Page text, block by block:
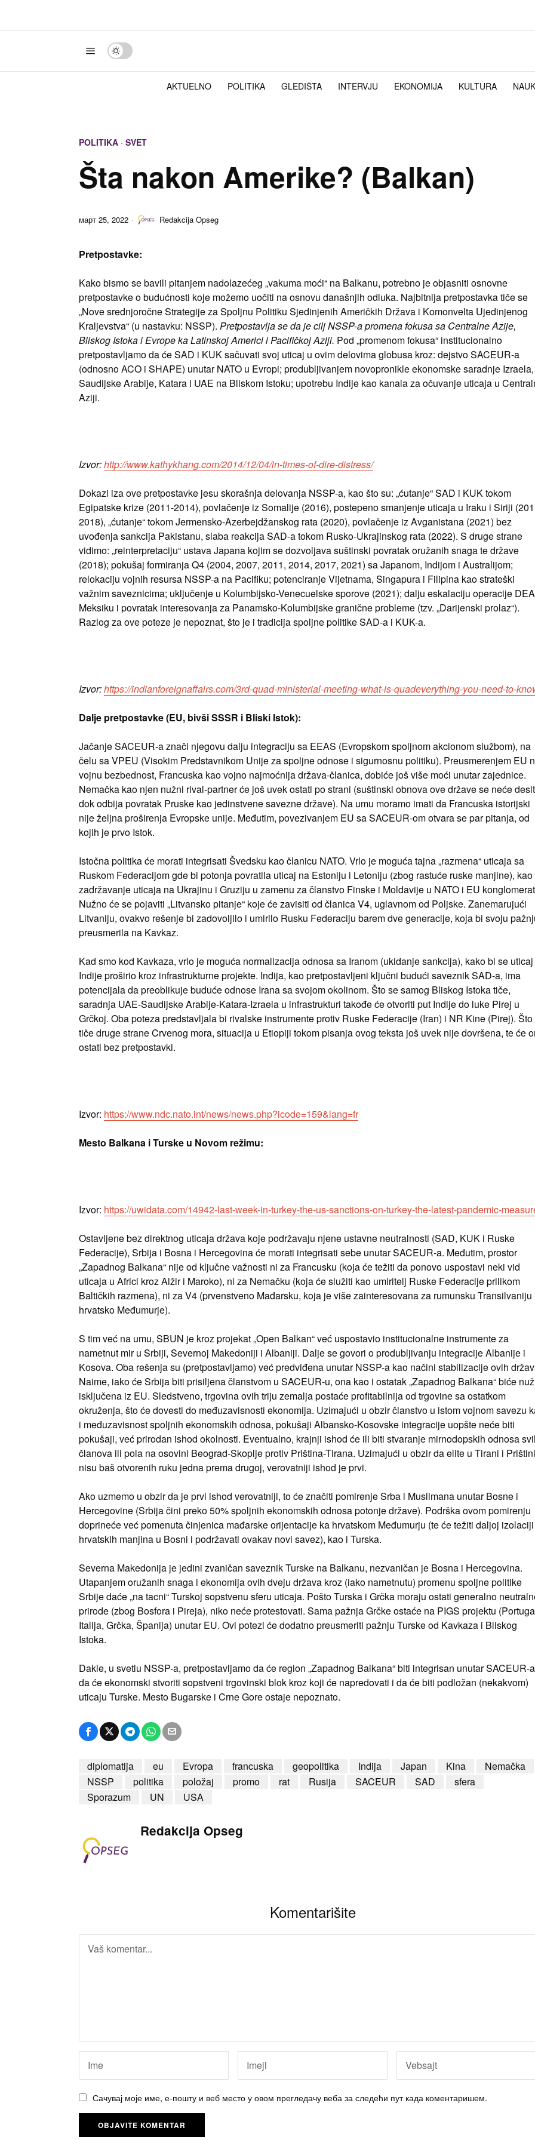
AKTUELNO POLITIKA GLEDIŠTA INTERVJU EKONOMIJA KULTURA
POLITIKA · SVET
Šta nakon Amerike? (Balkan)
март 25, 2022 Redakcija Opseg
Pretpostavke:
Kako bismo se bavili pitanjem nadolazećeg „vakuma moći“ na Balkanu, potrebno je objasniti osnovne
pretpostavke o budućnosti koje možemo uočiti na osnovu današnjih odluka. Najbitnija pretpostavka tiče se
„Nove srednjoročne Strategije za Spoljnu Politiku Sjedinjenih Američkih Država i Komonvelta Ujedinjenog
Kraljevstva“ (u nastavku: NSSP). Pretpostavlja se da je cilj NSSP-a promena fokusa sa Centralne Azije,
Bliskog Istoka i Evrope ka Latinskoj Americi i Pacifičkoj Aziji. Pod „promenom fokusa“ institucionalno
pretpostavljamo da će SAD i KUK sačuvati svoj uticaj u ovim delovima globusa kroz: dejstvo SACEUR-a
(odnosno ACO i SHAPE) unutar NATO u Evropi; produbljivanjem novopronikle ekonomske saradnje Izraela,
Saudijske Arabije, Katara i UAE na Bliskom Istoku; upotrebu Indije kao kanala za očuvanje uticaja u
Aziji.
Izvor:http://www.kathykhang.com/2014/12/04/in-times-of-dire-distress/
Dokazi iza ove pretpostavke jesu skorašnja delovanja NSSP-a, kao što su: „ćutanje“ SAD i KUK tokom
Egipatske krize (2011-2014), povlačenje iz Somalije (2016), postepeno smanjenje uticaja u Iraku i Siriji
2018), „ćutanje“ tokom Jermensko-Azerbejdžanskog rata (2020), povlačenje iz Avganistana (2021) bez
uvođenja sankcija Pakistanu, slaba reakcija SAD-a tokom Rusko-Ukrajinskog rata (2022). S druge strane
vidimo: „reinterpretaciju“ ustava Japana kojim se dozvoljava suštinski povratak oružanih snaga te države
(2018); pokušaj formiranja Q4 (2004, 2007, 2011, 2014, 2017, 2021) sa Japanom, Indijom i Australijom;
relokaciju vojnih resursa NSSP-a na Pacifiku; potenciranje Vijetnama, Singapura i Filipina kao strateški
važnim saveznicima; uključenje u Kolumbijsko-Venecuelske sporove (2021); dalju eskalaciju operacije
Meksiku i povratak interesovanja za Panamsko-Kolumbijske granične probleme (tzv. „Darijenski prolaz“).
Razlog za ove poteze je nepoznat, što je i tradicija spoljne politike SAD-a i KUK-a.
Izvor:https://indianforeignaffairs.com/3rd-quad-ministerial-meeting-what-is-quadeverything-you-need-to-
Dalje pretpostavke (EU, bivši SSSR i Bliski Istok):
Jačanje SACEUR-a znači njegovu dalju integraciju sa EEAS (Evropskom spoljnom akcionom službom), na
čelu sa VPEU (Visokim Predstavnikom Unije za spoljne odnose i sigurnosnu politiku). Preusmerenjem EU
vojnu bezbednost, Francuska kao vojno najmoćnija država-članica, dobiće još više moći unutar zajednice.
Nemačka kao njen nužni rival-partner će još uvek ostati po strani (suštinski obnova ove države se neće
dok odbija povratak Pruske kao jedinstvene savezne države). Na umu moramo imati da Francuska istorijski
nije željna proširenja Evropske unije. Međutim, povezivanjem EU sa SACEUR-om otvara se par pitanja, od
kojih je prvo Istok.
Istočna politika će morati integrisati Švedsku kao članicu NATO. Vrlo je moguća tajna „razmena“ uticaja sa
Ruskom Federacijom gde bi potonja povratila uticaj na Estoniju i Letoniju (zbog rastuće ruske manjine), kao
zadržavanje uticaja na Ukrajinu i Gruziju u zamenu za članstvo Finske i Moldavije u NATO i EU
Nužno će se pojaviti „Litvansko pitanje“ koje će zavisiti od članica V4, uglavnom od Poljske. Zanemarujući
Litvaniju, ovakvo rešenje bi zadovoljilo i umirilo Rusku Federaciju barem dve generacije, koja bi svoju
preusmerila na Kavkaz.
Kad smo kod Kavkaza, vrlo je moguća normalizacija odnosa sa Iranom (ukidanje sankcija), kako bi se uticaj
Indije proširio kroz infrastrukturne projekte. Indija, kao pretpostavljeni ključni budući saveznik SAD-a, ima
potencijala da preoblikuje buduće odnose Irana sa svojom okolinom. Što se samog Bliskog Istoka tiče,
saradnja UAE-Saudijske Arabije-Katara-Izraela u infrastrukturi takođe će otvoriti put Indije do luke Pirej u
Grčkoj. Oba poteza predstavljala bi rivalske instrumente protiv Ruske Federacije (Iran) i NR Kine (Pirej). Što
tiče druge strane Crvenog mora, situacija u Etiopiji tokom pisanja ovog teksta još uvek nije dovršena, te će
ostati bez pretpostavki.
Izvor: https://www.ndc.nato.int/news/news.php?icode=159&lang=fr
Mesto Balkana i Turske u Novom režimu:
Izvor: https://uwidata.com/14942-last-week-in-turkey-the-us-sanctions-on-turkey-the-latest-pandemic-
Ostavljene bez direktnog uticaja država koje podržavaju njene ustavne neutralnosti (SAD, KUK i Ruske
Federacije), Srbija i Bosna i Hercegovina će morati integrisati sebe unutar SACEUR-a. Međutim, prostor
„Zapadnog Balkana“ nije od ključne važnosti ni za Francusku (koja će težiti da ponovo uspostavi neki vid
uticaja u Africi kroz Alžir i Maroko), ni za Nemačku (koja će služiti kao umiritelj Ruske Federacije prilikom
Baltičkih razmena), ni za V4 (prvenstveno Mađarsku, koja je više zainteresovana za rumunsku Transilvaniju
hrvatsko Međumurje).
S tim već na umu, SBUN je kroz projekat „Open Balkan“ već uspostavio institucionalne instrumente za
nametnut mir u Srbiji, Severnoj Makedoniji i Albaniji. Dalje se govori o produbljivanju integracije Albanije i
Kosova. Oba rešenja su (pretpostavljamo) već predviđena unutar NSSP-a kao načini stabilizacije ovih
Naime, iako će Srbija biti prisiljena članstvom u SACEUR-u, ona kao i ostatak „Zapadnog Balkana“ biće
isključena iz EU. Sledstveno, trgovina ovih triju zemalja postaće profitabilnija od trgovine sa ostatkom
okruženja, što će dovesti do međuzavisnosti ekonomija. Uzimajući u obzir članstvo u istom vojnom savezu
i međuzavisnost spoljnih ekonomskih odnosa, pokušaji Albansko-Kosovske integracije uopšte neće biti
pokušaji, već prirodan ishod okolnosti. Eventualno, krajnji ishod će ili biti stvaranje mirnodopskih odnosa
članova ili pola na osovini Beograd-Skoplje protiv Priština-Tirana. Uzimajući u obzir da elite u Tirani i Prištini
nisu baš otvorenih ruku jedna prema drugoj, verovatniji ishod je prvi.
Ako uzmemo u obzir da je prvi ishod verovatniji, to će značiti pomirenje Srba i Muslimana unutar Bosne i
Hercegovine (Srbija čini preko 50% spoljnih ekonomskih odnosa potonje države). Podrška ovom pomirenju
doprineće već pomenuta činjenica mađarske orijentacije ka hrvatskom Međumurju (te će težiti daljoj izolaciji
hrvatskih manjina u Bosni i podržavati ovakav novi savez), kao i Turska.
Severna Makedonija je jedini zvaničan saveznik Turske na Balkanu, nezvaničan je Bosna i Hercegovina.
Utapanjem oružanih snaga i ekonomija ovih dveju država kroz (iako nametnutu) promenu spoljne politike
Srbije daće „na tacni“ Turskoj sopstvenu sferu uticaja. Pošto Turska i Grčka moraju ostati generalno
prirode (zbog Bosfora i Pireja), niko neće protestovati. Sama pažnja Grčke ostaće na PIGS projektu
Italija, Grčka, Španija) unutar EU. Ovi potezi će dodatno preusmeriti pažnju Turske od Kavkaza i Bliskog
Istoka.
Dakle, u svetlu NSSP-a, pretpostavljamo da će region „Zapadnog Balkana“ biti integrisan unutar SACEUR-
da će ekonomski stvoriti sopstveni trgovinski blok kroz koji će napredovati i da će biti podložan (nekakvom)
uticaju Turske. Mesto Bugarske i Crne Gore ostaje nepoznato.
diplomatija eu Evropa francuska geopolitika Indija Japan Kina
Nemačka
NSSP
politika položaj promo rat Rusija SACEUR SAD
sfera
Sporazum
UN USA
Redakcija Opseg
Komentarišite
Сачувај моје име, е-пошту и веб место у овом прегледачу веба за следећи пут када коментаришем.